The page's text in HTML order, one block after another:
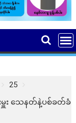
25
မှူး သေနတ်နဲ့ပစ်ခတ်ခံ